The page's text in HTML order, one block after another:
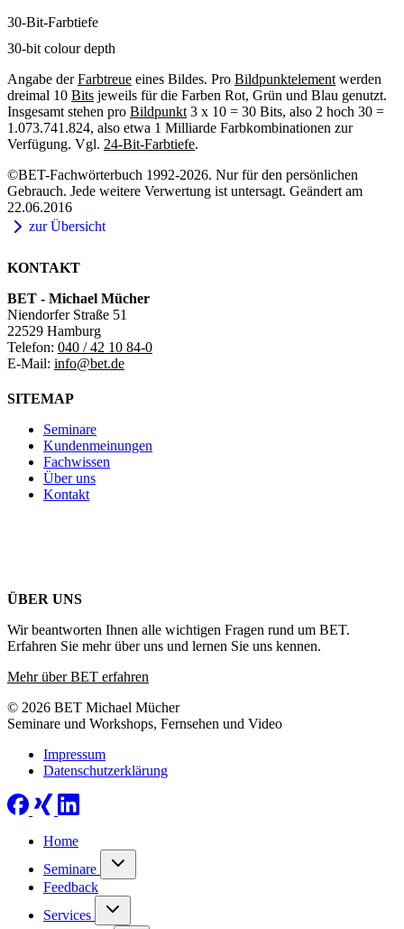
30-Bit-Farbtiefe
30-bit colour depth
Angabe derFarbtreue eines Bildes. Pro Bildpunktelement werden
dreimal 10 Bits jeweils für die Farben Rot, Grün und Blau genutzt.
Insgesamt stehen pro Bildpunkt 3 x 10 = 30 Bits, also 2 hoch 30 =
1.073.741.824, also etwa 1 Milliarde Farbkombinationen zur
Verfügung. Vgl. 24-Bit-Farbtiefe.
©BET-Fachwörterbuch 1992-2026. Nur für den persönlichen
Gebrauch. Jede weitere Verwertung ist untersagt. Geändert am
22.06.2016
zur Übersicht
KONTAKT
BET - Michael Mücher
Niendorfer Straße 51
22529 Hamburg
Telefon: 040 / 42 10 84-0
E-Mail: info@bet.de
SITEMAP
Seminare
Kundenmeinungen
Fachwissen
Über uns
Kontakt
ÜBER UNS
Wir beantworten Ihnen alle wichtigen Fragen rund um BET.
Erfahren Sie mehr über uns und lernen Sie uns kennen.
Mehr über BET erfahren
© 2026 BET Michael Mücher
Seminare und Workshops, Fernsehen und Video
Impressum
Datenschutzerklärung
Home
Seminare
Feedback
Services